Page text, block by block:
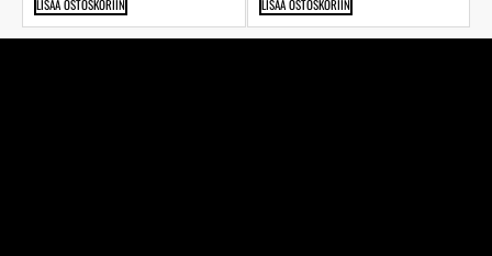
LISÄÄ OSTOSKORIIN LISÄÄ OSTOSKORIIN